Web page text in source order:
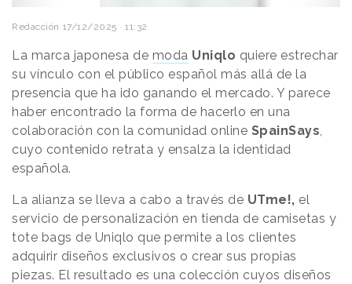
Redacción 17/12/2025 · 11:32
La marca japonesa de moda Uniqlo quiere estrechar
su vínculo con el público español más allá de la
presencia que ha ido ganando el mercado. Y parece
haber encontrado la forma de hacerlo en una
colaboración con la comunidad online SpainSays,
cuyo contenido retrata y ensalza la identidad
española.
La alianza se lleva a cabo a través de UTme!, el
servicio de personalización en tienda de camisetas y
tote bags de Uniqlo que permite a los clientes
adquirir diseños exclusivos o crear sus propias
piezas. El resultado es una colección cuyos diseños